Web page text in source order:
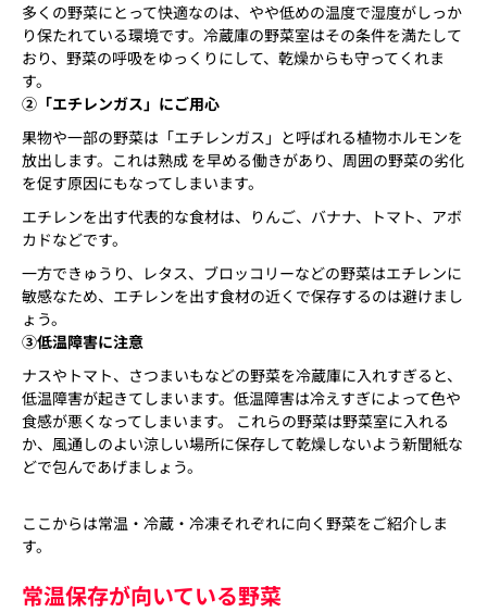
多くの野菜にとって快適なのは、やや低めの温度で湿度がしっか
り保たれている環境です。冷蔵庫の野菜室はその条件を満たして
おり、野菜の呼吸をゆっくりにして、乾燥からも守ってくれま
す。
②「エチレンガス」にご用心
果物や一部の野菜は「エチレンガス」と呼ばれる植物ホルモンを
放出します。これは熟成 を早める働きがあり、周囲の野菜の劣化
を促す原因にもなってしまいます。
エチレンを出す代表的な食材は、りんご、バナナ、トマト、アボ
カドなどです。
一方できゅうり、レタス、ブロッコリーなどの野菜はエチレンに
敏感なため、エチレンを出す食材の近くで保存するのは避けまし
ょう。
③低温障害に注意
ナスやトマト、さつまいもなどの野菜を冷蔵庫に入れすぎると、
低温障害が起きてしまいます。低温障害は冷えすぎによって色や
食感が悪くなってしまいます。 これらの野菜は野菜室に入れる
か、風通しのよい涼しい場所に保存して乾燥しないよう新聞紙な
どで包んであげましょう。
ここからは常温・冷蔵・冷凍それぞれに向く野菜をご紹介しま
す。
常温保存が向いている野菜